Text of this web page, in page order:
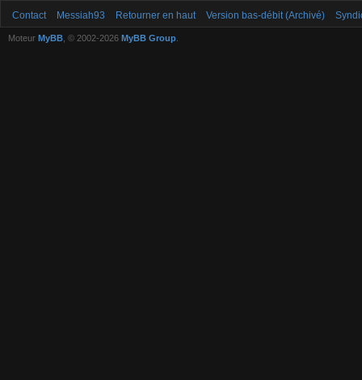
Contact Messiah93 Retourner en haut Version bas-débit (Archivé)
Moteur MyBB , © 2002-2026 MyBB Group